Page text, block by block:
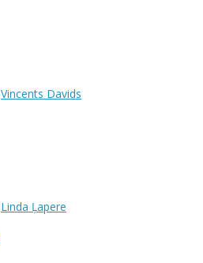
Vincents Davids
Linda Ļapere